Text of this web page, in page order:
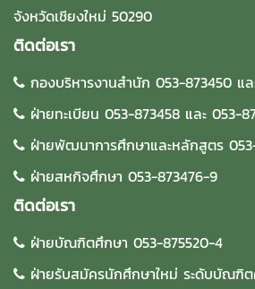
จังหวัดเชียงใหม่ 50290
ติดต่อเรา
กองบริหารงานสำนัก 053-873450 แ
ฝ่ายทะเบียน 053-873458 และ 053-
ฝ่ายพัฒนาการศึกษาและหลักสูตร
ฝ่ายสหกิจศึกษา 053-873476-9
ติดต่อเรา
ฝ่ายบัณฑิตศึกษา 053-875520-4
ฝ่ายรับสมัครนักศึกษาใหม่ ระดับบัณฑิต